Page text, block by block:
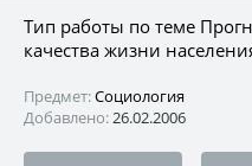
Тип работы по теме
качества жизни
Предмет:Социология
Добавлено:26.02.2006